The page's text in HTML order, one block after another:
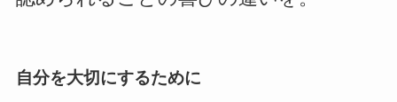
自分を大切にするために